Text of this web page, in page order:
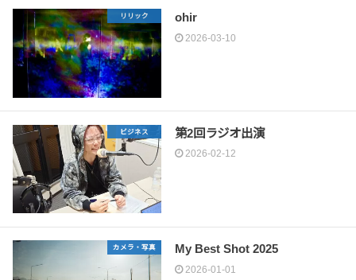
リリック ohir
2026-03-10
ビジネス 第2回ラジオ出演
2026-02-12
カメラ・写真 My Best Shot 2025
2026-01-01